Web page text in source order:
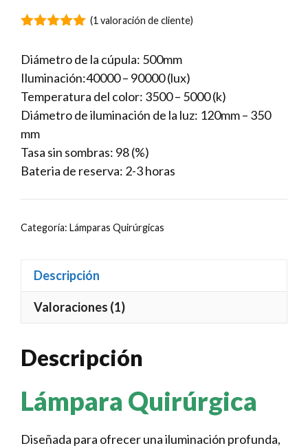
(1 valoración de cliente)
Diámetro de la cúpula: 500mm
Iluminación:40000 – 90000 (lux)
Temperatura del color: 3500 – 5000 (k)
Diámetro de iluminación de la luz: 120mm – 350
mm
Tasa sin sombras: 98 (%)
Bateria de reserva: 2-3 horas
Categoría: Lámparas Quirúrgicas
Descripción
Valoraciones (1)
Descripción
Lámpara Quirúrgica
Diseñada para ofrecer una iluminación profunda,